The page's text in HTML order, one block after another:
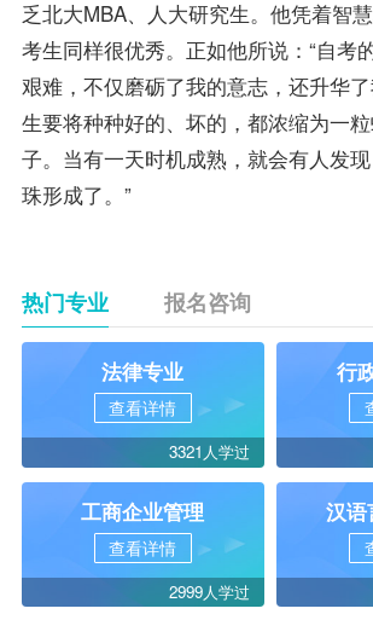
乏北大MBA、人大研究生。他凭着智
考生同样很优秀。正如他所说：“自考
艰难，不仅磨砺了我的意志，还升华
生要将种种好的、坏的，都浓缩为一
子。当有一天时机成熟，就会有人发
珠形成了。”
热门专业 报名咨询
法律专业
查看详情
3321人学过
行
工商企业管理
查看详情
2999人学过
汉语